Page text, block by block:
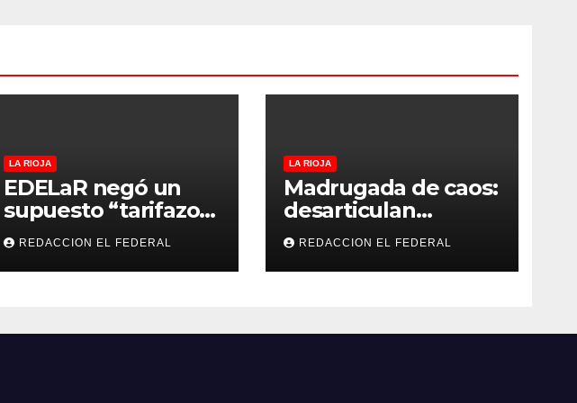
LA RIOJA
EDELaR negó un
supuesto “tarifazo”,
culpó a Nación y
defendió los
mecanismos de
REDACCION EL FEDERAL
LA RIOJA
Madrugada de caos:
desarticulan
múltiples “rodadas”
y detienen a
motociclistas
REDACCION EL FEDERAL